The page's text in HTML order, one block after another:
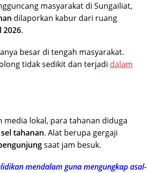
masyarakat di Sungailiat,
dilaporkan kabur dari ruang
2026.
besar di tengah masyarakat.
tidak sedikit dan terjadi dalam
lokal, para tahanan diduga
tahanan. Alat berupa gergaji
saat jam besuk.
mendalam guna mengungkap asal-